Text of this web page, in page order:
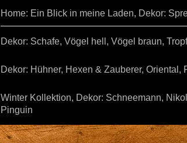
Home: Ein Blick in meine Laden, Dekor:
Dekor: Schafe, Vögel hell, Vögel braun,
Dekor: Hühner, Hexen & Zauberer, Oriental,
Winter Kollektion, Dekor: Schneemann,
Pinguin